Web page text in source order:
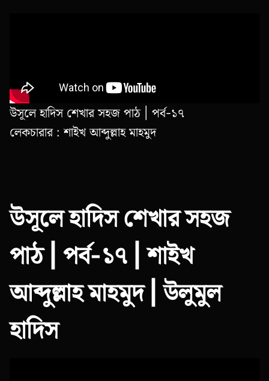
উসূলে হাদিস শেখার সহজ পাঠ | পর্ব-১৭
লেকচারার : শাইখ আব্দুল্লাহ মাহমুদ
উসূলে হাদিস শেখার সহজ
পাঠ | পর্ব-১৭ | শাইখ
আব্দুল্লাহ মাহমুদ | উলুমুল
হাদিস